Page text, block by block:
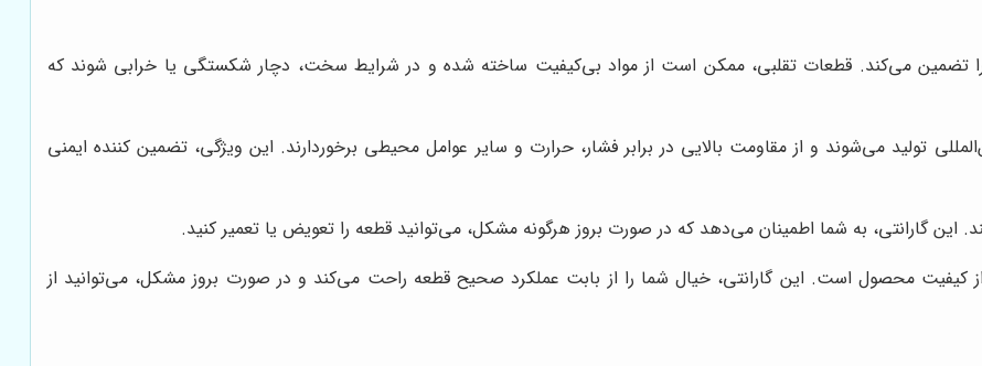
را تضمین می‌کند. قطعات تقلبی، ممکن است از مواد بی‌کیفیت ساخته شده و در شرایط سخت، دچار شکستگی یا خرابی شوند که
تولید می‌شوند و از مقاومت بالایی در برابر فشار، حرارت و سایر عوامل محیطی برخوردارند. این ویژگی، تضمین کننده ایمنی
این گارانتی، به شما اطمینان می‌دهد که در صورت بروز هرگونه مشکل، می‌توانید قطعه را تعویض یا تعمیر کنید.
از کیفیت محصول است. این گارانتی، خیال شما را از بابت عملکرد صحیح قطعه راحت می‌کند و در صورت بروز مشکل، می‌توانید از